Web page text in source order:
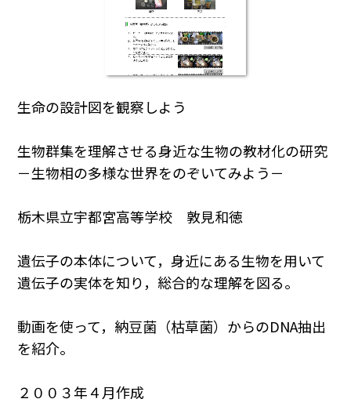
生命の設計図を観察しよう
生物群集を理解させる身近な生物の教材化の研究
－生物相の多様な世界をのぞいてみよう－
栃木県立宇都宮高等学校 敦見和徳
遺伝子の本体について，身近にある生物を用いて
遺伝子の実体を知り，総合的な理解を図る。
動画を使って，納豆菌（枯草菌）からのDNA抽出
を紹介。
２００３年４月作成